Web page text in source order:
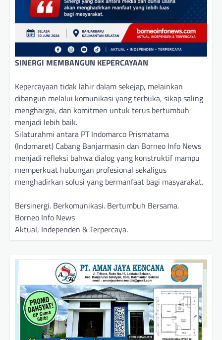
SINERGI MEMBANGUN KEPERCAYAAN
Kepercayaan tidak lahir dalam sekejap, melainkan
dibangun melalui komunikasi yang terbuka, sikap saling
menghargai, dan komitmen untuk terus bertumbuh
menjadi lebih baik.
Silaturahmi antara PT Indomarco Prismatama
(Indomaret) Cabang Banjarmasin dan Borneo Info News
menjadi refleksi bahwa dialog yang konstruktif mampu
memperkuat hubungan profesional sekaligus
menghadirkan solusi yang bermanfaat bagi masyarakat.
Bersinergi. Berkomunikasi. Bertumbuh Bersama.
Borneo Info News
Aktual, Independen & Terpercaya.